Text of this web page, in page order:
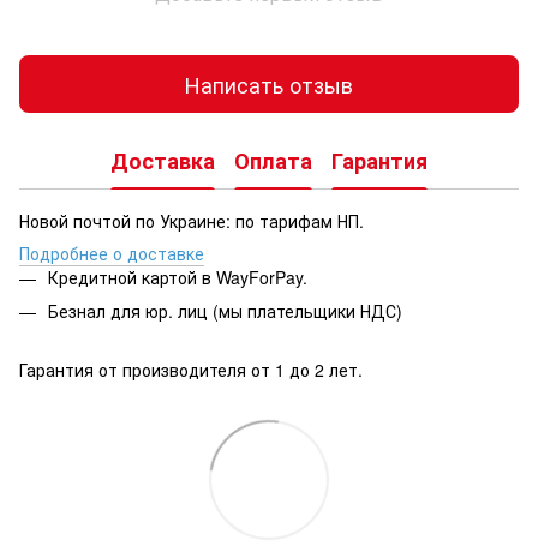
Написать отзыв
Доставка Оплата Гарантия
Новой почтой по Украине: по тарифам НП.
Подробнее о доставке
Кредитной картой в WayForPay.
Безнал для юр. лиц (мы плательщики НДС)
Гарантия от производителя от 1 до 2 лет.